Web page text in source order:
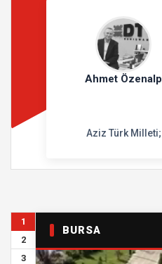
Ahmet Özenalp
Aziz Türk Milleti;
1
2
3
BURSA